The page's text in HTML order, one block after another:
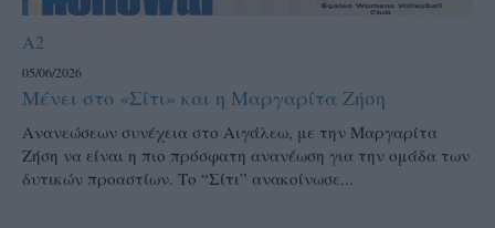
A2
05/06/2026
Μένει στο «Σίτι» και η Μαργαρίτα Ζήση
Ανανεώσεων συνέχεια στο Αιγάλεω, με την Μαργαρίτα
Ζήση να είναι η πιο πρόσφατη ανανέωση για την ομάδα των
δυτικών προαστίων. Το “Σίτι” ανακοίνωσε...